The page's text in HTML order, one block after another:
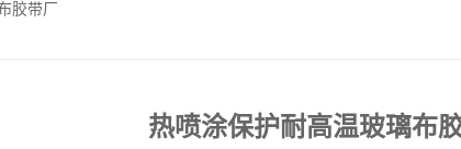
胶带厂
热喷涂保护耐高温玻璃布